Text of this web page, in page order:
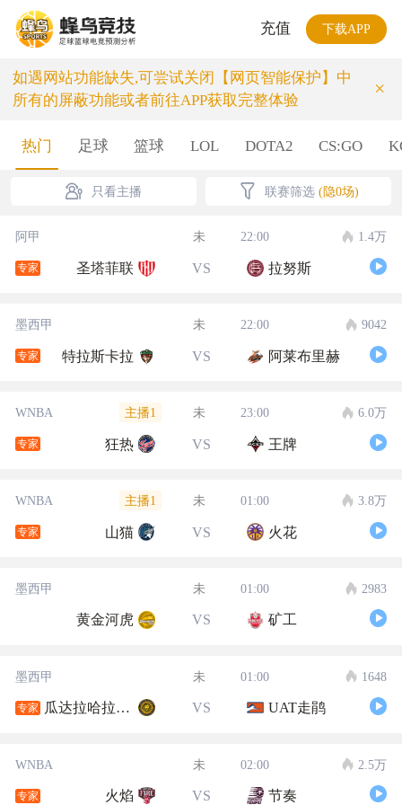
充值 下载APP
如遇网站功能缺失,可尝试关闭【网页智能保护】中
所有的屏蔽功能或者前往APP获取完整体验
×
热门 足球 篮球 LOL DOTA2 CS:GO
只看主播 联赛筛选 (隐0场)
阿甲 未 22:00 1.4万
专家 圣塔菲联 VS 拉努斯
墨西甲 未 22:00 9042
专家 特拉斯卡拉 VS 阿莱布里赫
WNBA 主播1 未 23:00 6.0万
专家 狂热 VS 王牌
WNBA 主播1 未 01:00 3.8万
专家 山猫 VS 火花
墨西甲 未 01:00 2983
黄金河虎 VS 矿工
墨西甲 未 01:00 1648
专家 瓜达拉哈拉大学 VS UAT走鹃
WNBA 未 02:00 2.5万
专家 火焰 VS 节奏